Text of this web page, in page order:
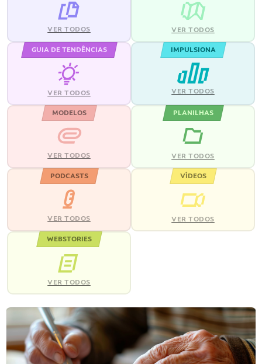
VER TODOS VER TODOS
GUIA DE TENDÊNCIAS
VER TODOS
IMPULSIONA
VER TODOS
MODELOS
VER TODOS
PLANILHAS
VER TODOS
PODCASTS
VER TODOS
VÍDEOS
VER TODOS
WEBSTORIES
VER TODOS